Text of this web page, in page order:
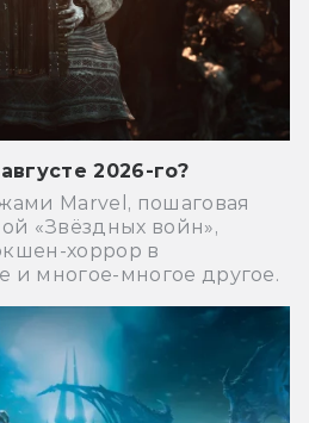
2026-го?
Marvel, пошаговая
«Звёздных войн»,
хоррор в
и многое-многое другое.